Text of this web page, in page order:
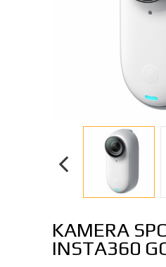
KAMERA
INSTA360